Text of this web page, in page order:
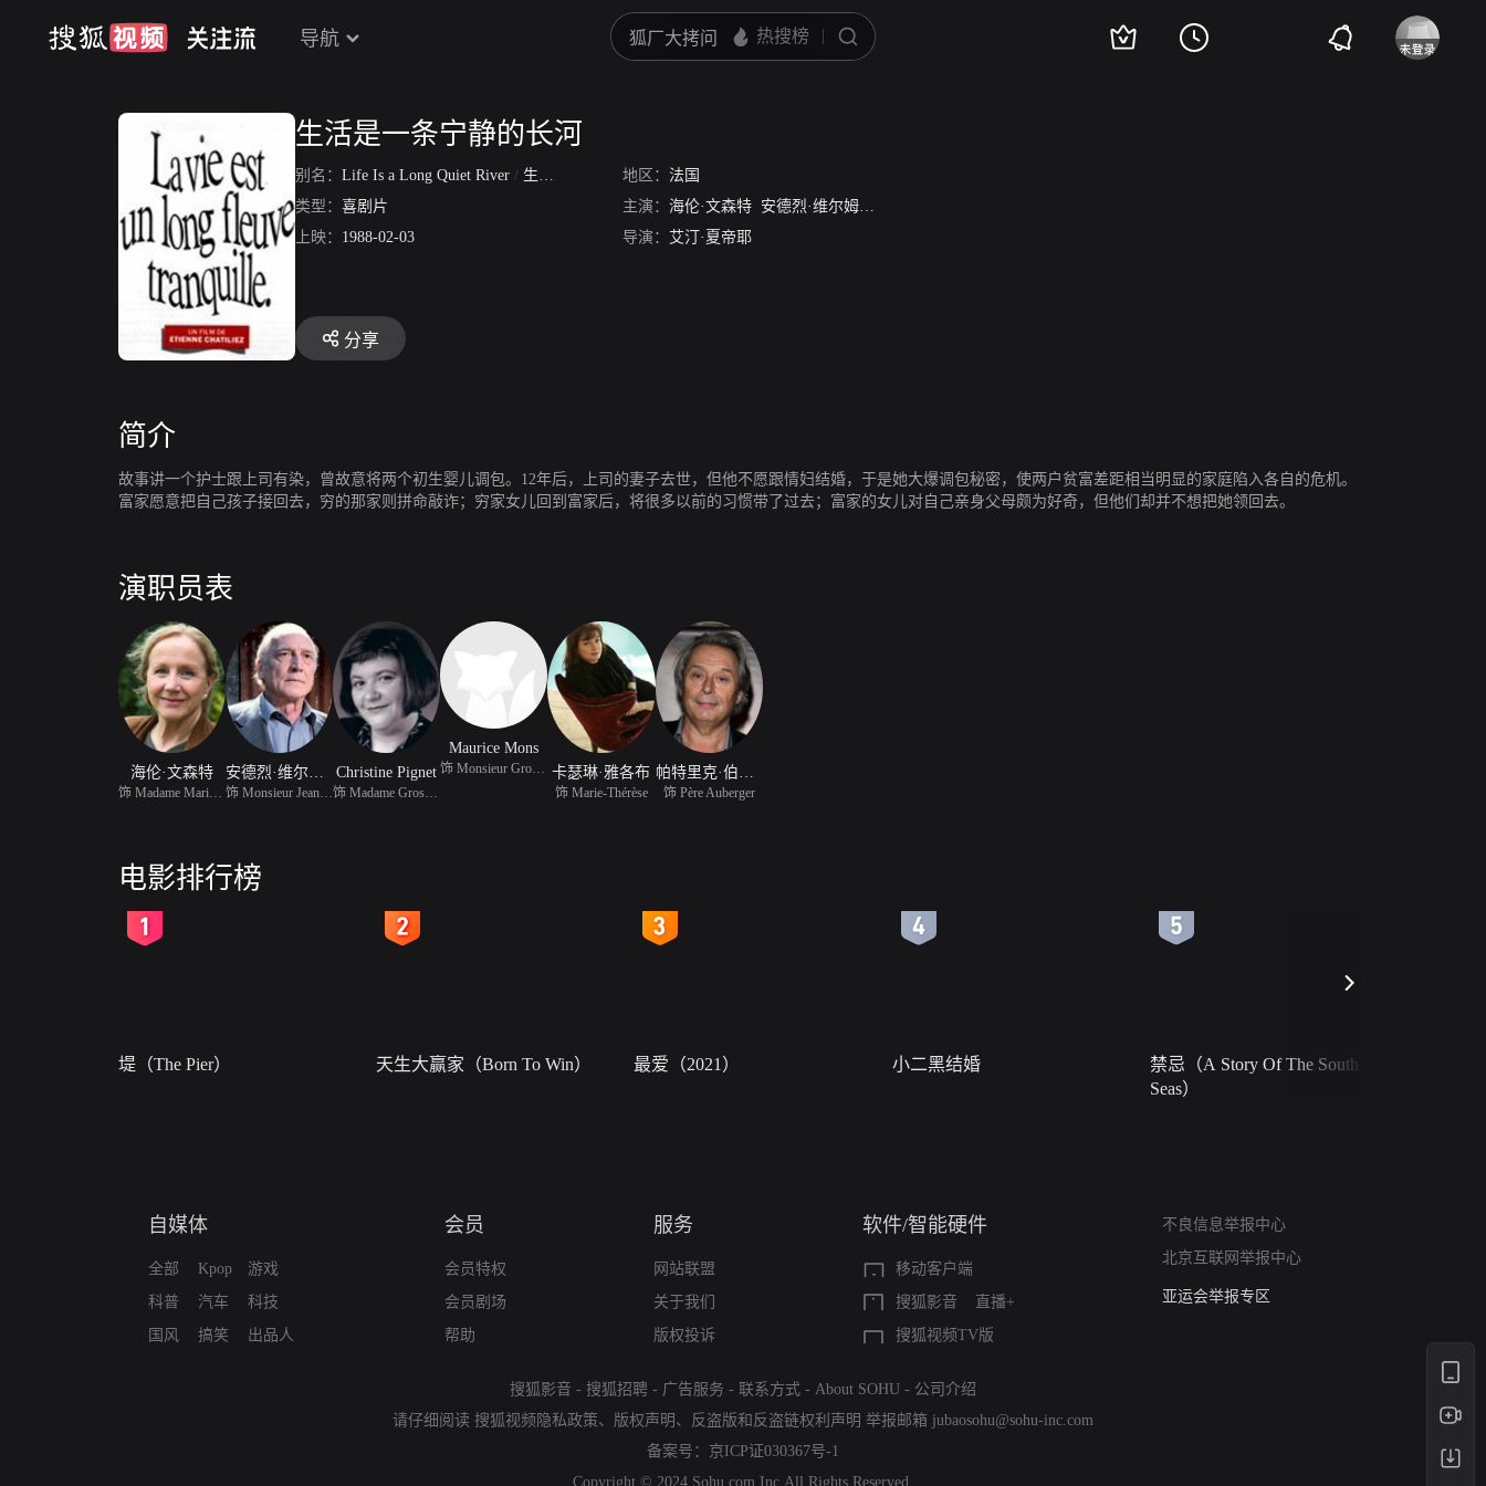
导航
生活是一条宁静的长河
别名： Life Is a Long Quiet River / 生命宛如幽静长河 地区： 法国
类型： 喜剧片 主演： 海伦·文森特 安德烈·维尔姆斯
上映： 1988-02-03 导演： 艾汀·夏帝耶
分享
简介
故事讲一个护士跟上司有染，曾故意将两个初生婴儿调包。12年后，上司的妻子去世，但他不愿跟情妇结婚，于是她大爆调包秘密，使两户贫富差距相当明显的家庭陷入各自的危机。
富家愿意把自己孩子接回去，穷的那家则拼命敲诈；穷家女儿回到富家后，将很多以前的习惯带了过去；富家的女儿对自己亲身父母颇为好奇，但他们却并不想把她领回去。
演职员表
海伦·文森特
饰 Monsieur Jean Le Que
Christine Pignet
Maurice Mons
饰 Monsieur Groseille 卡瑟琳·雅各布
饰 Marie-Thérèse 饰 Père Auberger
电影排行榜
堤（The Pier） 天生大赢家（Born To Win） 最爱（2021） 小二黑结婚
禁忌（A Story Of The South
Seas）
自媒体
全部
科普
国风
Kpop
汽车
搞笑
游戏
科技
出品人
会员
会员特权
会员剧场
帮助
服务
网站联盟
关于我们
版权投诉
软件/智能硬件
移动客户端
搜狐影音
直播+
搜狐视频TV版
不良信息举报中心
北京互联网举报中心
算法推荐专项举报
亚运会举报专区
搜狐影音 - 搜狐招聘 - 广告服务 - 联系方式 - About SOHU - 公司介绍
请仔细阅读 搜狐视频隐私政策、 版权声明 、 反盗版和反盗链权利声明 举报邮箱 jubaosohu@sohu-inc.com
备案号： 京ICP证030367号-1
Copyright © 2024 Sohu.com Inc.All Rights Reserved.